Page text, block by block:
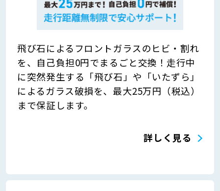
飛び石によるフロントガラスのヒビ・割れ
を、自己負担0円でまるごと交換！走行中
に突然発生する「飛び石」や「いたずら」
によるガラス破損を、最大25万円（税込）
まで保証します。
詳しく見る